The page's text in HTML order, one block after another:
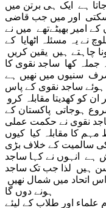
ہے ایک ہی برتن میں
اور میں جب قاضی
گیا ۲۸ جماعتوں کے امیر بھیٹےتھے میں نے
نے یہ مسئلہ اٹھایا کے
چاہتے ہیں یقین کریں
کھا ساجد نقوی کا
سنیوں میں نھیں ہے
ہوئے ساجد نقوی کے پاس
کو کھدیتا مقابلہ کرو
ہوجاتی پاکستان کے
نقوی نے حکمت عملی
کا مقابلہ کیا کیوں
سالمیت کے خلاف بڑی
انہوں نے کہا ساجد
ہیں لذا جب تک ساجد
اتحاد میں شمال نھیں
ہونے دوں گا